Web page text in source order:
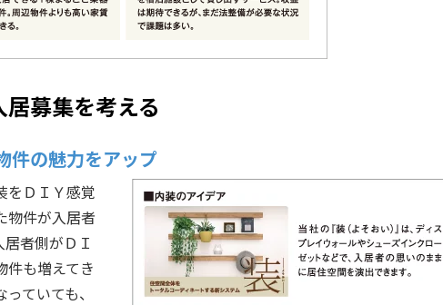
募集を考える
件の魅力をアップ
をＤＩＹ感覚
物件が入居者
者側がＤＩ
件も増えてき
ていても、